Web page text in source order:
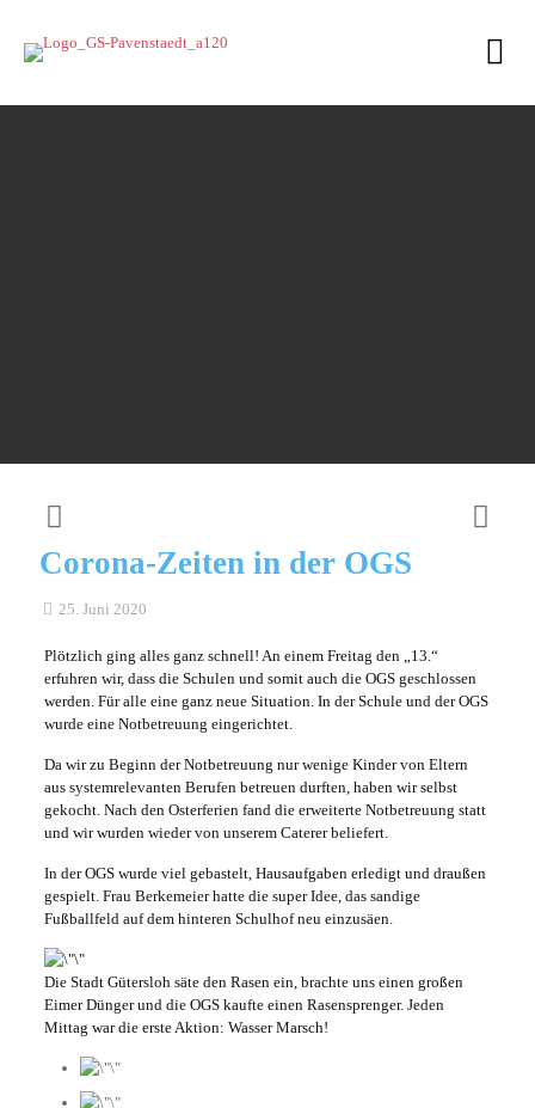
Corona-Zeiten in der OGS
25. Juni 2020
Plötzlich ging alles ganz schnell! An einem Freitag den „13.“
erfuhren wir, dass die Schulen und somit auch die OGS geschlossen
werden. Für alle eine ganz neue Situation. In der Schule und der OGS
wurde eine Notbetreuung eingerichtet.
Da wir zu Beginn der Notbetreuung nur wenige Kinder von Eltern
aus systemrelevanten Berufen betreuen durften, haben wir selbst
gekocht. Nach den Osterferien fand die erweiterte Notbetreuung statt
und wir wurden wieder von unserem Caterer beliefert.
In der OGS wurde viel gebastelt, Hausaufgaben erledigt und draußen
gespielt. Frau Berkemeier hatte die super Idee, das sandige
Fußballfeld auf dem hinteren Schulhof neu einzusäen.
Die Stadt Gütersloh säte den Rasen ein, brachte uns einen großen
Eimer Dünger und die OGS kaufte einen Rasensprenger. Jeden
Mittag war die erste Aktion: Wasser Marsch!